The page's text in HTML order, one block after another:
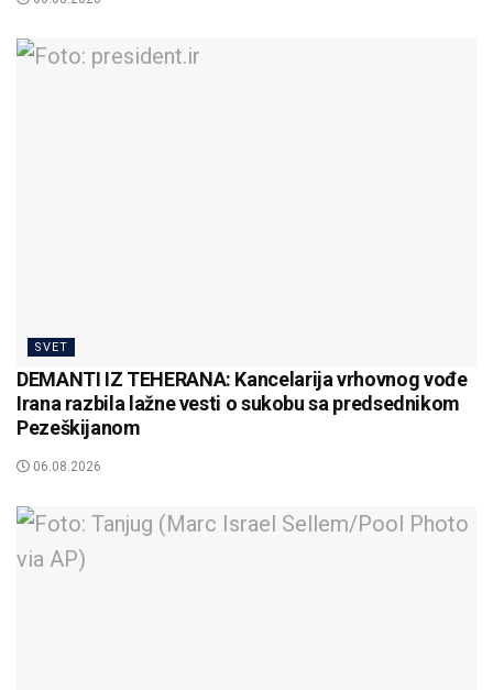
SVET
DEMANTI IZ TEHERANA: Kancelarija vrhovnog vođe
Irana razbila lažne vesti o sukobu sa predsednikom
Pezeškijanom
06.08.2026